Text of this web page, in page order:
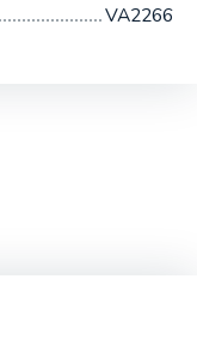
VA2266